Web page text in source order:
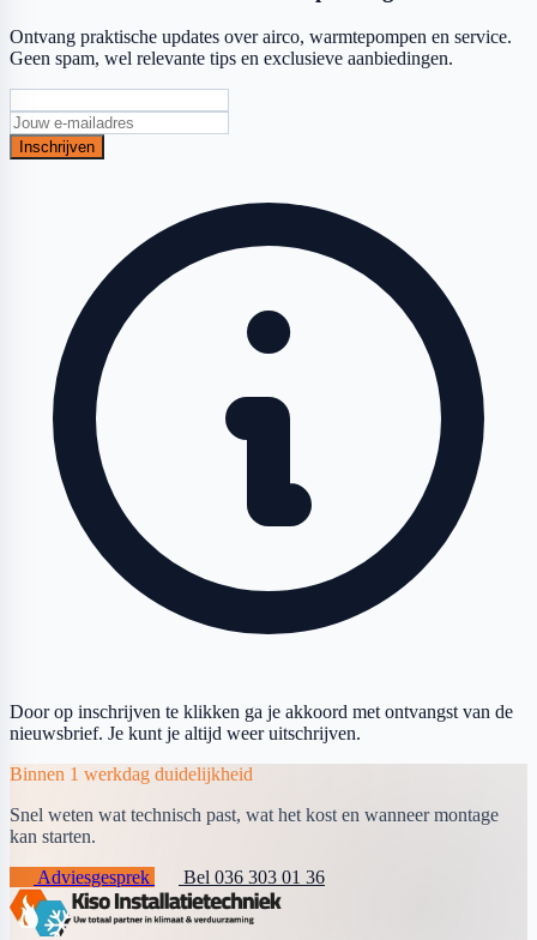
Ontvang praktische updates over airco, warmtepompen en service.
Geen spam, wel relevante tips en exclusieve aanbiedingen.
Inschrijven
Door op inschrijven te klikken ga je akkoord met ontvangst van de
nieuwsbrief. Je kunt je altijd weer uitschrijven.
Binnen 1 werkdag duidelijkheid
Snel weten wat technisch past, wat het kost en wanneer montage
kan starten.
Adviesgesprek
Bel 036 303 01 36